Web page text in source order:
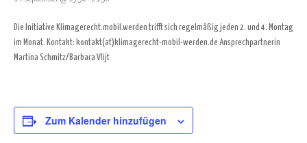
Die Initiative Klimagerecht.mobil.werden trifft sich regelmäßig jeden 2. und 4. Montag
im Monat. Kontakt: kontakt(at)klimagerecht-mobil-werden.de Ansprechpartnerin
Martina Schmitz/Barbara Vlijt
Zum Kalender hinzufügen